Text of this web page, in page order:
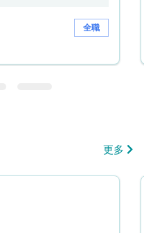
全職
更多